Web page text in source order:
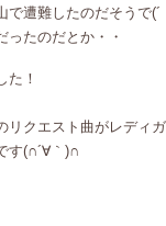
で遭難したのだそうで
たのだとか・・
た！
リクエスト曲がレディ
す(∩´∀｀)∩